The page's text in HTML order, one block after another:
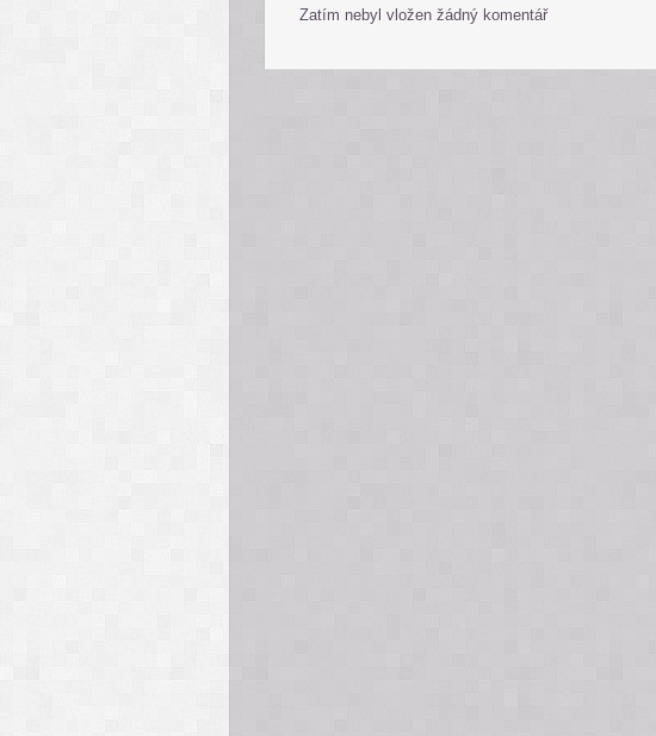
Zatím nebyl vložen žádný komentář